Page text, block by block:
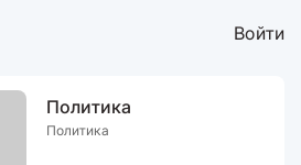
Войти
Политика
Политика